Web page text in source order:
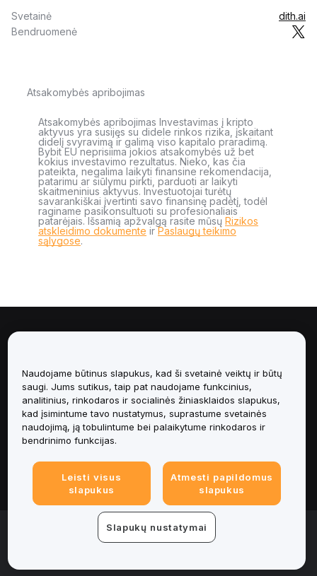
Svetainė
dith.ai
Bendruomenė
Atsakomybės apribojimas
Atsakomybės apribojimas Investavimas į kripto
aktyvus yra susijęs su didele rinkos rizika, įskaitant
didelį svyravimą ir galimą viso kapitalo praradimą.
Bybit EU neprisiima jokios atsakomybės už bet
kokius investavimo rezultatus. Nieko, kas čia
pateikta, negalima laikyti finansine rekomendacija,
patarimu ar siūlymu pirkti, parduoti ar laikyti
skaitmeninius aktyvus. Investuotojai turėtų
savarankiškai įvertinti savo finansinę padėtį, todėl
raginame pasikonsultuoti su profesionaliais
patarėjais. Išsamią apžvalgą rasite mūsų Rizikos
atskleidimo dokumente irPaslaugų teikimo
sąlygose.
Paslaugos
Pagalba
Produktai
Teisinė informacija
© 2025-2026 Bybit.eu. All rights reserved.
Naudojame būtinus slapukus, kad ši svetainė veiktų ir būtų
saugi. Jums sutikus, taip pat naudojame funkcinius,
analitinius, rinkodaros ir socialinės žiniasklaidos slapukus,
kad įsimintume tavo nustatymus, suprastume svetainės
naudojimą, ją tobulintume bei palaikytume rinkodaros ir
bendrinimo funkcijas.
Leisti visus
slapukus
Atmesti papildomus
slapukus
Slapukų nustatymai